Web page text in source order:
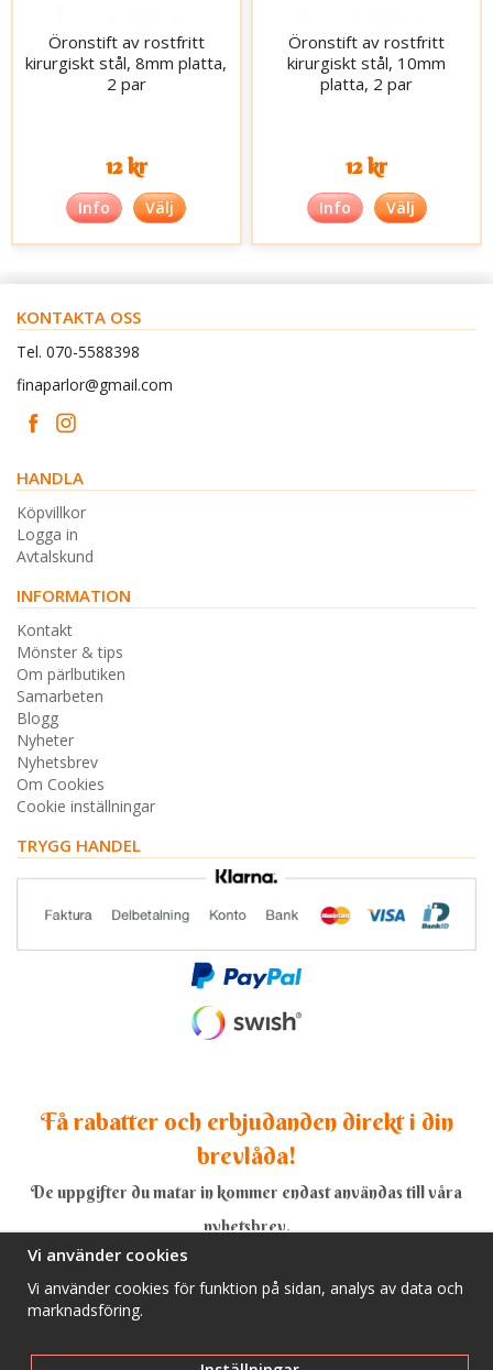
Öronstift av rostfritt
kirurgiskt stål, 8mm platta,
2 par
12 kr
Info Välj
Öronstift av rostfritt
kirurgiskt stål, 10mm
platta, 2 par
12 kr
Info Välj
KONTAKTA OSS
Tel. 070-5588398
finaparlor@gmail.com
HANDLA
Köpvillkor
Logga in
Avtalskund
INFORMATION
Kontakt
Mönster & tips
Om pärlbutiken
Samarbeten
Blogg
Nyheter
Nyhetsbrev
Om Cookies
Cookie inställningar
TRYGG HANDEL
Få rabatter och erbjudanden direkt i din
brevlåda!
De uppgifter du matar in kommer endast användas till våra
nyhetsbrev.
Vi använder cookies
Vi använder cookies för funktion på sidan, analys av data och
marknadsföring.